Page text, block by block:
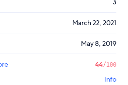
3
March 22, 2021
May 8, 2019
44/100
Info